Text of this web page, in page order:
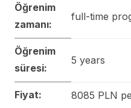
Öğrenim
zamanı:
full-time
Öğrenim
süresi:
5 years
Fiyat: 8085 PLN